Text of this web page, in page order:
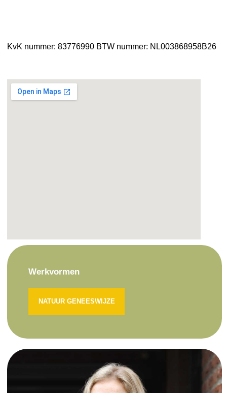
KvK nummer: 83776990 BTW nummer: NL003868958B26
Werkvormen
NATUUR GENEESWIJZE